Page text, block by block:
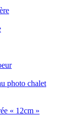
photo chalet
« 12cm »